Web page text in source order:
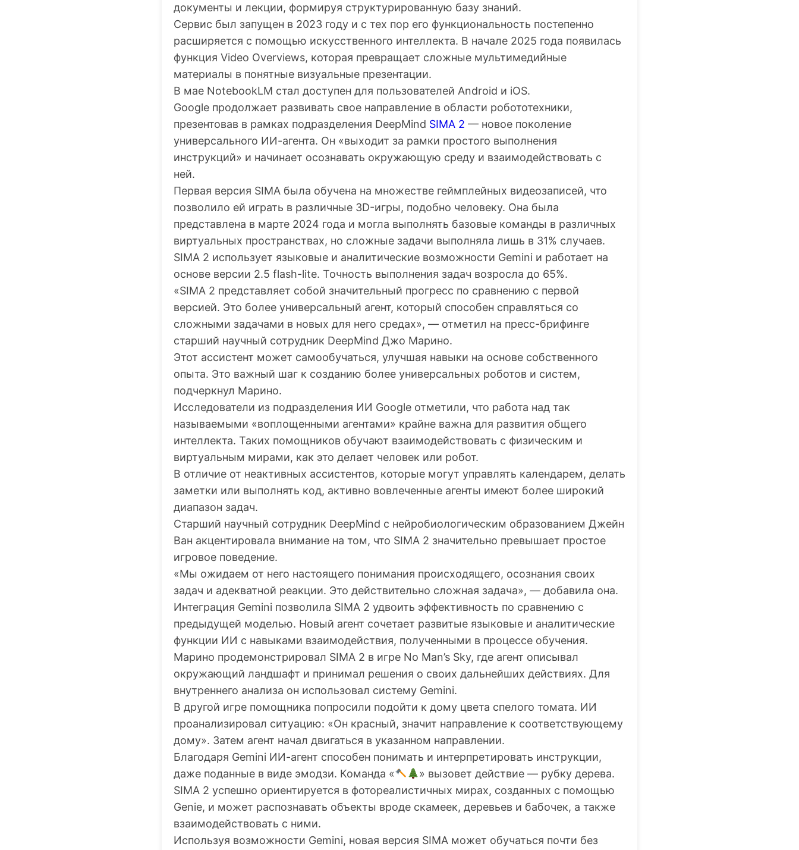
документы и лекции, формируя структурированную базу знаний.
Сервис был запущен в 2023 году и с тех пор его функциональность постепенно
расширяется с помощью искусственного интеллекта. В начале 2025 года появилась
функция Video Overviews, которая превращает сложные мультимедийные
материалы в понятные визуальные презентации.
В мае NotebookLM стал доступен для пользователей Android и iOS.
Google продолжает развивать свое направление в области робототехники,
презентовав в рамках подразделения DeepMind SIMA 2 — новое поколение
универсального ИИ-агента. Он «выходит за рамки простого выполнения
инструкций» и начинает осознавать окружающую среду и взаимодействовать с
ней.
Первая версия SIMA была обучена на множестве геймплейных видеозаписей, что
позволило ей играть в различные 3D-игры, подобно человеку. Она была
представлена в марте 2024 года и могла выполнять базовые команды в различных
виртуальных пространствах, но сложные задачи выполняла лишь в 31% случаев.
SIMA 2 использует языковые и аналитические возможности Gemini и работает на
основе версии 2.5 flash-lite. Точность выполнения задач возросла до 65%.
«SIMA 2 представляет собой значительный прогресс по сравнению с первой
версией. Это более универсальный агент, который способен справляться со
сложными задачами в новых для него средах», — отметил на пресс-брифинге
старший научный сотрудник DeepMind Джо Марино.
Этот ассистент может самообучаться, улучшая навыки на основе собственного
опыта. Это важный шаг к созданию более универсальных роботов и систем,
подчеркнул Марино.
Исследователи из подразделения ИИ Google отметили, что работа над так
называемыми «воплощенными агентами» крайне важна для развития общего
интеллекта. Таких помощников обучают взаимодействовать с физическим и
виртуальным мирами, как это делает человек или робот.
В отличие от неактивных ассистентов, которые могут управлять календарем, делать
заметки или выполнять код, активно вовлеченные агенты имеют более широкий
диапазон задач.
Старший научный сотрудник DeepMind с нейробиологическим образованием Джейн
Ван акцентировала внимание на том, что SIMA 2 значительно превышает простое
игровое поведение.
«Мы ожидаем от него настоящего понимания происходящего, осознания своих
задач и адекватной реакции. Это действительно сложная задача», — добавила она.
Интеграция Gemini позволила SIMA 2 удвоить эффективность по сравнению с
предыдущей моделью. Новый агент сочетает развитые языковые и аналитические
функции ИИ с навыками взаимодействия, полученными в процессе обучения.
Марино продемонстрировал SIMA 2 в игре No Man’s Sky, где агент описывал
окружающий ландшафт и принимал решения о своих дальнейших действиях. Для
внутреннего анализа он использовал систему Gemini.
В другой игре помощника попросили подойти к дому цвета спелого томата. ИИ
проанализировал ситуацию: «Он красный, значит направление к соответствующему
дому». Затем агент начал двигаться в указанном направлении.
Благодаря Gemini ИИ-агент способен понимать и интерпретировать инструкции,
даже поданные в виде эмодзи. Команда «
» вызовет действие — рубку дерева.
SIMA 2 успешно ориентируется в фотореалистичных мирах, созданных с помощью
Genie, и может распознавать объекты вроде скамеек, деревьев и бабочек, а также
взаимодействовать с ними.
Используя возможности Gemini, новая версия SIMA может обучаться почти без